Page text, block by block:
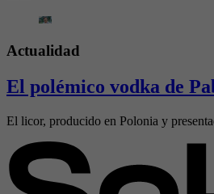
Actualidad
El polémico vodka de
El licor, producido en Polonia y